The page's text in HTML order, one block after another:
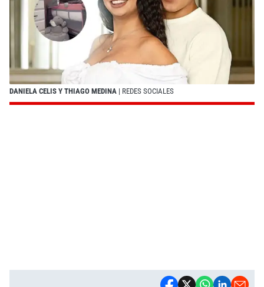
DANIELA CELIS Y THIAGO MEDINA | REDES SOCIALES